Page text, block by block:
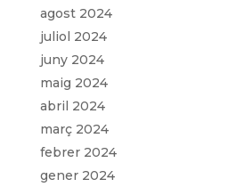
agost 2024
juliol 2024
juny 2024
maig 2024
abril 2024
març 2024
febrer 2024
gener 2024